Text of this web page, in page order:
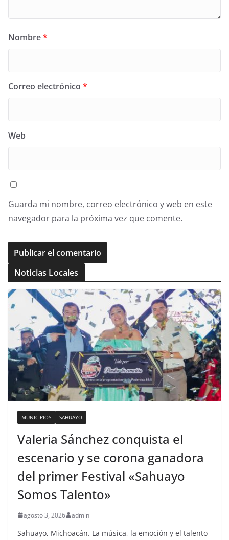
Nombre*
Correo electrónico *
Web
Guarda mi nombre, correo electrónico y web en este
navegador para la próxima vez que comente.
Noticias Locales
MUNICIPIOS SAHUAYO
Valeria Sánchez conquista el
escenario y se corona ganadora
del primer Festival «Sahuayo
Somos Talento»
agosto 3, 2026 admin
Sahuayo, Michoacán. La música, la emoción y el talento